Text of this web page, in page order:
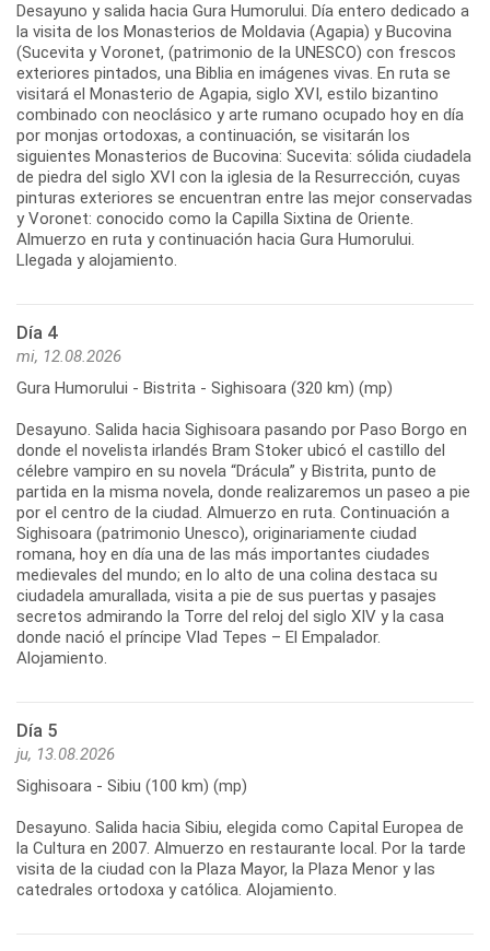
Desayuno y salida hacia Gura Humorului. Día entero dedicado a
la visita de los Monasterios de Moldavia (Agapia) y Bucovina
(Sucevita y Voronet, (patrimonio de la UNESCO) con frescos
exteriores pintados, una Biblia en imágenes vivas. En ruta se
visitará el Monasterio de Agapia, siglo XVI, estilo bizantino
combinado con neoclásico y arte rumano ocupado hoy en día
por monjas ortodoxas, a continuación, se visitarán los
siguientes Monasterios de Bucovina: Sucevita: sólida ciudadela
de piedra del siglo XVI con la iglesia de la Resurrección, cuyas
pinturas exteriores se encuentran entre las mejor conservadas
y Voronet: conocido como la Capilla Sixtina de Oriente.
Almuerzo en ruta y continuación hacia Gura Humorului.
Llegada y alojamiento.
Día 4
mi, 12.08.2026
Gura Humorului - Bistrita - Sighisoara (320 km) (mp)
Desayuno. Salida hacia Sighisoara pasando por Paso Borgo en
donde el novelista irlandés Bram Stoker ubicó el castillo del
célebre vampiro en su novela “Drácula” y Bistrita, punto de
partida en la misma novela, donde realizaremos un paseo a pie
por el centro de la ciudad. Almuerzo en ruta. Continuación a
Sighisoara (patrimonio Unesco), originariamente ciudad
romana, hoy en día una de las más importantes ciudades
medievales del mundo; en lo alto de una colina destaca su
ciudadela amurallada, visita a pie de sus puertas y pasajes
secretos admirando la Torre del reloj del siglo XIV y la casa
donde nació el príncipe Vlad Tepes – El Empalador.
Alojamiento.
Día 5
ju, 13.08.2026
Sighisoara - Sibiu (100 km) (mp)
Desayuno. Salida hacia Sibiu, elegida como Capital Europea de
la Cultura en 2007. Almuerzo en restaurante local. Por la tarde
visita de la ciudad con la Plaza Mayor, la Plaza Menor y las
catedrales ortodoxa y católica. Alojamiento.